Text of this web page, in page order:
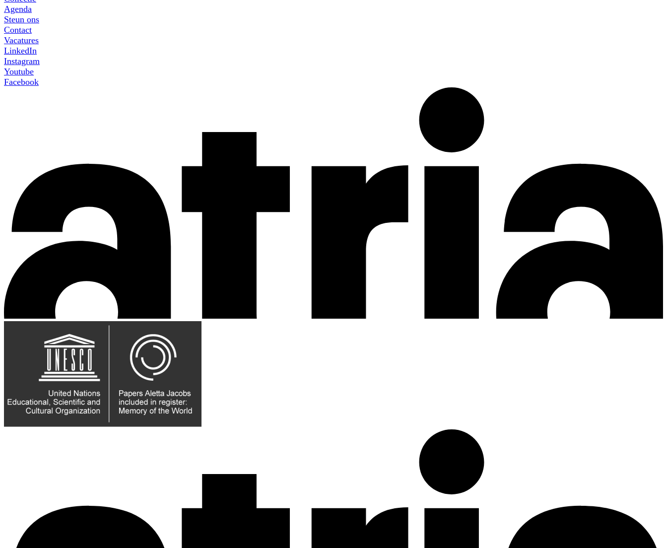
Agenda
Steun ons
Contact
Vacatures
LinkedIn
Instagram
Youtube
Facebook